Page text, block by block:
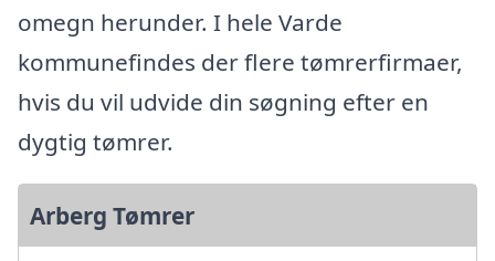
omegn herunder. I hele Varde
kommunefindes der flere tømrerfirmaer,
hvis du vil udvide din søgning efter en
dygtig tømrer.
Arberg Tømrer